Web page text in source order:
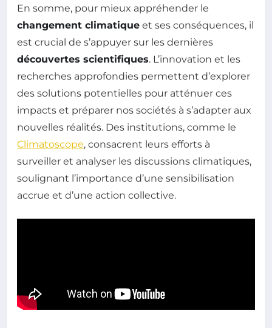
En somme, pour mieux appréhender le
changement climatique et ses conséquences, il
est crucial de s’appuyer sur les dernières
découvertes scientifiques. L’innovation et les
recherches approfondies permettent d’explorer
des solutions potentielles pour atténuer ces
impacts et préparer nos sociétés à s’adapter aux
nouvelles réalités. Des institutions, comme le
Climatoscope, consacrent leurs efforts à
surveiller et analyser les discussions climatiques,
soulignant l’importance d’une sensibilisation
accrue et d’une action collective.